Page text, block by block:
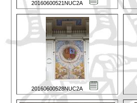
20160600521NUC2A
20160600528NUC2A